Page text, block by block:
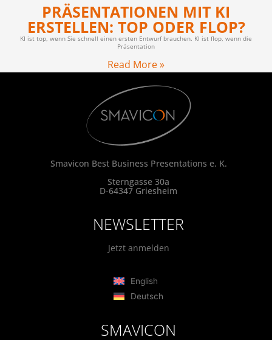
PRÄSENTATIONEN MIT KI
ERSTELLEN: TOP ODER FLOP?
KI ist top, wenn Sie schnell einen ersten Entwurf brauchen. KI ist flop, wenn die
Präsentation
Read More »
Smavicon Best Business Presentations e. K.
Sterngasse 30a
D-64347 Griesheim
NEWSLETTER
Jetzt anmelden
English
Deutsch
SMAVICON